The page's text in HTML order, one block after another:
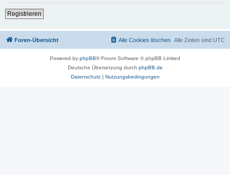
Registrieren
Foren-Übersicht Alle Zeiten sind UTC
Alle Cookies löschen
Powered by phpBB® Forum Software © phpBB Limited
Deutsche Übersetzung durch phpBB.de
Datenschutz| Nutzungsbedingungen